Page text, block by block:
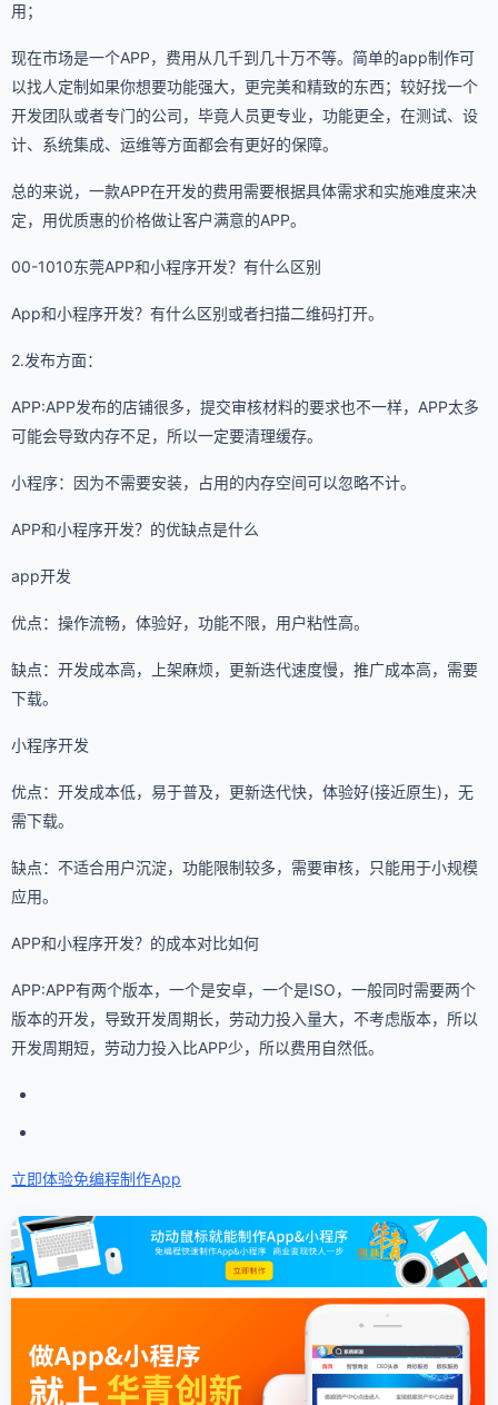
用；
现在市场是一个APP，费用从几千到几十万不等。简单的app制作可
以找人定制如果你想要功能强大，更完美和精致的东西；较好找一个
开发团队或者专门的公司，毕竟人员更专业，功能更全，在测试、设
计、系统集成、运维等方面都会有更好的保障。
总的来说，一款APP在开发的费用需要根据具体需求和实施难度来决
定，用优质惠的价格做让客户满意的APP。
00-1010东莞APP和小程序开发？有什么区别
App和小程序开发？有什么区别或者扫描二维码打开。
2.发布方面：
APP:APP发布的店铺很多，提交审核材料的要求也不一样，APP太多
可能会导致内存不足，所以一定要清理缓存。
小程序：因为不需要安装，占用的内存空间可以忽略不计。
APP和小程序开发？的优缺点是什么
app开发
优点：操作流畅，体验好，功能不限，用户粘性高。
缺点：开发成本高，上架麻烦，更新迭代速度慢，推广成本高，需要
下载。
小程序开发
优点：开发成本低，易于普及，更新迭代快，体验好(接近原生)，无
需下载。
缺点：不适合用户沉淀，功能限制较多，需要审核，只能用于小规模
应用。
APP和小程序开发？的成本对比如何
APP:APP有两个版本，一个是安卓，一个是ISO，一般同时需要两个
版本的开发，导致开发周期长，劳动力投入量大，不考虑版本，所以
开发周期短，劳动力投入比APP少，所以费用自然低。
立即体验免编程制作App